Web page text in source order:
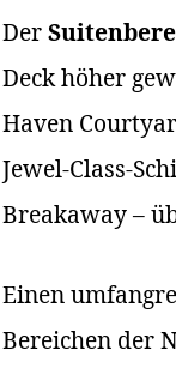
Der
Deck höher
Haven
Jewel-Class-
Breakaway –
Einen
Bereichen der